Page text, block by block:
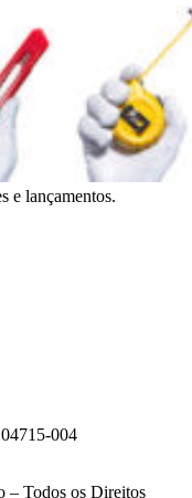
e lançamentos.
004
– Todos os Direitos